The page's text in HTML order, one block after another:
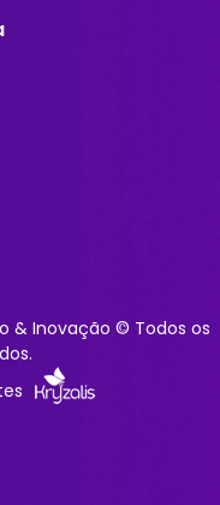
& Inovação © Todos os